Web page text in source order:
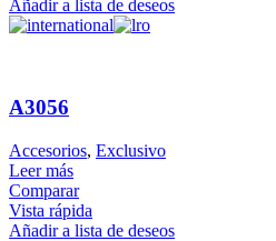
Añadir a lista de deseos
A3056
Accesorios, Exclusivo
Leer más
Comparar
Vista rápida
Añadir a lista de deseos